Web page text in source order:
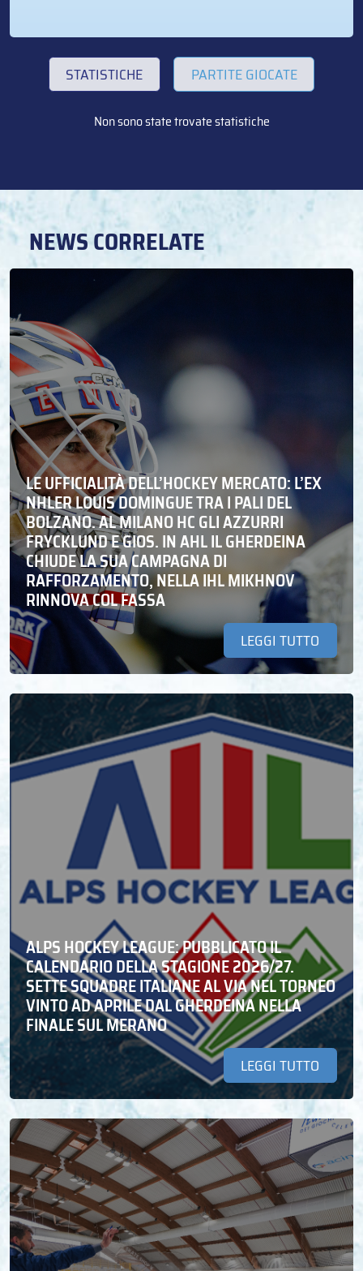
STATISTICHE PARTITE GIOCATE
Non sono state trovate statistiche
NEWS CORRELATE
LE UFFICIALITÀ DELL’HOCKEY MERCATO: L’EX
NHLER LOUIS DOMINGUE TRA I PALI DEL
BOLZANO. AL MILANO HC GLI AZZURRI
FRYCKLUND E GIOS. IN AHL IL GHERDEINA
CHIUDE LA SUA CAMPAGNA DI
RAFFORZAMENTO, NELLA IHL MIKHNOV
RINNOVA COL FASSA
LEGGI TUTTO
ALPS HOCKEY LEAGUE: PUBBLICATO IL
CALENDARIO DELLA STAGIONE 2026/27.
SETTE SQUADRE ITALIANE AL VIA NEL TORNEO
VINTO AD APRILE DAL GHERDEINA NELLA
FINALE SUL MERANO
LEGGI TUTTO